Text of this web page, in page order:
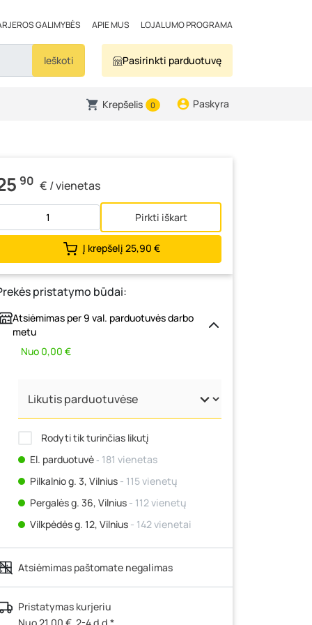
GALIMYBĖS APIE MUS LOJALUMO PROGRAMA
Ieškoti Pasirinkti parduotuvę
Krepšelis 0 Paskyra
90 € / vienetas
Pirkti iškart
Į krepšelį 25,90 €
pristatymo būdai:
Atsiėmimas per 9 val. parduotuvės darbo
metu
Nuo 0,00 €
Rodyti tik turinčias likutį
El. parduotuvė‐ 181 vienetas
Pilkalnio g. 3, Vilnius - 115 vienetų
Pergalės g. 36, Vilnius - 112 vienetų
Vilkpėdės g. 12, Vilnius - 142 vienetai
Ateities g. 15, Vilnius- 208 vienetai
Kauno r., Narsiečių k., Vytauto g. 183,
Kaunas- 219 vienetų
Šilutės pl. 83A, Klaipėda
Atsiėmimas paštomate negalimas
Pristatymas kurjeriu